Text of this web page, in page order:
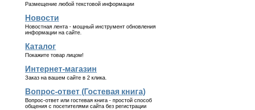
Размещение любой текстовой информации
Новости
Новостная лента - мощный инструмент обновления
информации на сайте.
Каталог
Покажите товар лицом!
Интернет-магазин
Заказ на вашем сайте в 2 клика.
Вопрос-ответ (Гостевая книга)
Вопрос-ответ или гостевая книга - простой способ
общения с посетителями сайта без регистрации